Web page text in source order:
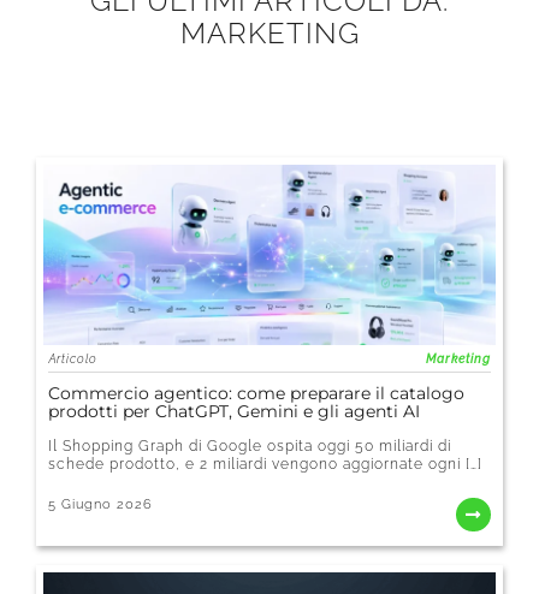
MARKETING
Articolo Marketing
Commercio agentico: come preparare il catalogo
prodotti per ChatGPT, Gemini e gli agenti AI
Il Shopping Graph di Google ospita oggi 50 miliardi di
schede prodotto, e 2 miliardi vengono aggiornate ogni […]
5 Giugno 2026